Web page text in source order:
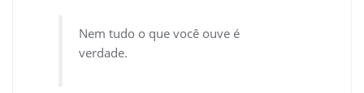
Nem tudo o que você ouve é
verdade.